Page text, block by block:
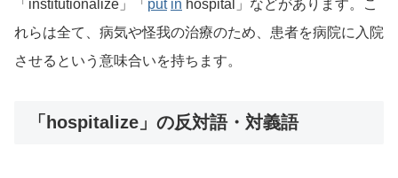
「institutionalize」「 put in hospital」などがあります。こ
れらは全て、病気や怪我の治療のため、患者を病院に入院
させるという意味合いを持ちます。
「hospitalize」の反対語・対義語